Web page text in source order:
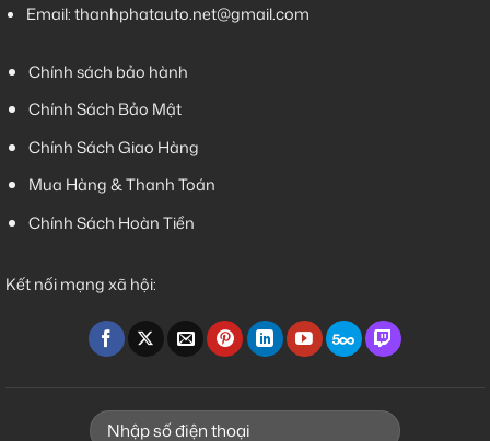
Email:thanhphatauto.net@gmail.com
Chính sách bảo hành
Chính Sách Bảo Mật
Chính Sách Giao Hàng
Mua Hàng & Thanh Toán
Chính Sách Hoàn Tiền
Kết nối mạng xã hội: